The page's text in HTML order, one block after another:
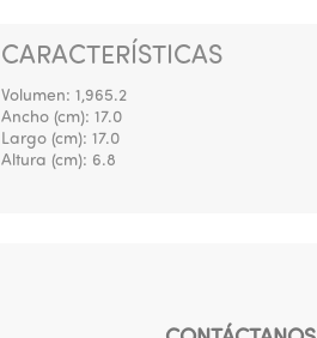
CARACTERÍSTICAS
Volumen: 1,965.2
Ancho (cm): 17.0
Largo (cm): 17.0
Altura (cm): 6.8